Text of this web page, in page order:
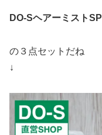
DO-SヘアーミストSP
の３点セットだね
↓